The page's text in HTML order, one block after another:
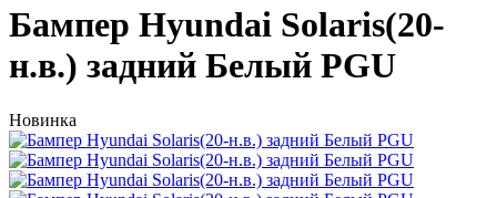
Бампер Hyundai Solaris(20-
н.в.) задний Белый PGU
Новинка